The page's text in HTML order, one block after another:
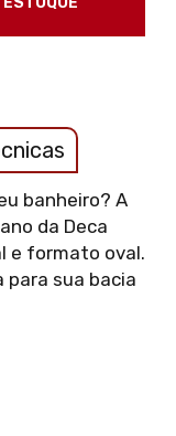
banheiro? A
da Deca
e formato oval.
para sua bacia